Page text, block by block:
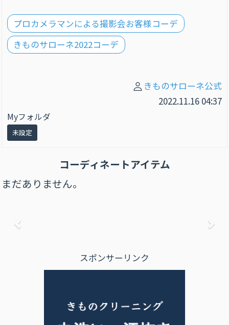
プロカメラマンによる撮影会お客様コーデ
きものサローネ2022コーデ
きものサローネ公式
2022.11.16 04:37
Myフォルダ
未設定
コーディネートアイテム
まだありません。
スポンサーリンク